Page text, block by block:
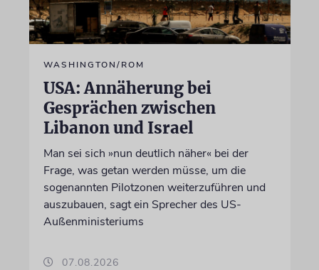
WASHINGTON/ROM
USA: Annäherung bei
Gesprächen zwischen
Libanon und Israel
Man sei sich »nun deutlich näher« bei der
Frage, was getan werden müsse, um die
sogenannten Pilotzonen weiterzuführen und
auszubauen, sagt ein Sprecher des US-
Außenministeriums
07.08.2026